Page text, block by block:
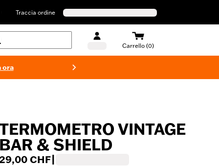
Traccia ordine
Carrello (0)
ora
VINTAGE
BAR & SHIELD
CHF